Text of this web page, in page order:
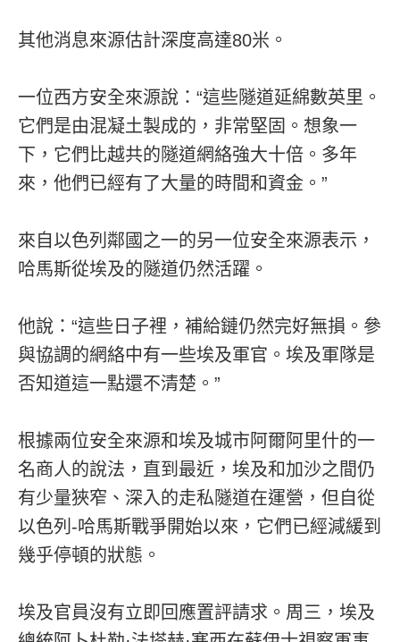
其他消息來源估計深度高達80米。
一位西方安全來源說：“這些隧道延綿數英里。
它們是由混凝土製成的，非常堅固。想象一
下，它們比越共的隧道網絡強大十倍。多年
來，他們已經有了大量的時間和資金。”
來自以色列鄰國之一的另一位安全來源表示，
哈馬斯從埃及的隧道仍然活躍。
他說：“這些日子裡，補給鏈仍然完好無損。參
與協調的網絡中有一些埃及軍官。埃及軍隊是
否知道這一點還不清楚。”
根據兩位安全來源和埃及城市阿爾阿里什的一
名商人的說法，直到最近，埃及和加沙之間仍
有少量狹窄、深入的走私隧道在運營，但自從
以色列-哈馬斯戰爭開始以來，它們已經減緩到
幾乎停頓的狀態。
埃及官員沒有立即回應置評請求。周三，埃及